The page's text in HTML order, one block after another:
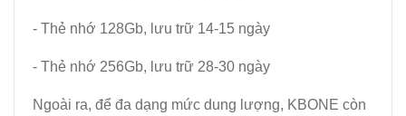
- Thẻ nhớ 128Gb, lưu trữ 14-15 ngày
- Thẻ nhớ 256Gb, lưu trữ 28-30 ngày
Ngoài ra, để đa dạng mức dung lượng, KBONE còn